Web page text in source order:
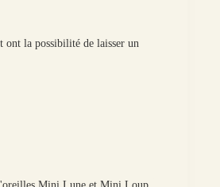
ont la possibilité de laisser un